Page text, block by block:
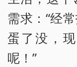
需求：“经
蛋了没，
呢！”